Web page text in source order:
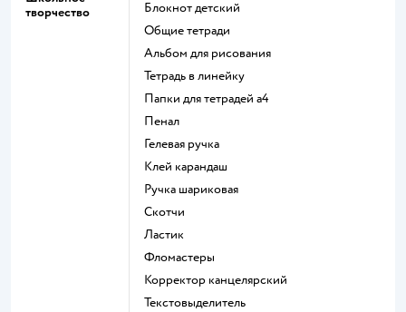
творчество
Блокнот детский
Общие тетради
Альбом для рисования
Тетрадь в линейку
Папки для тетрадей а4
Пенал
Гелевая ручка
Клей карандаш
Ручка шариковая
Скотчи
Ластик
Фломастеры
Корректор канцелярский
Текстовыделитель